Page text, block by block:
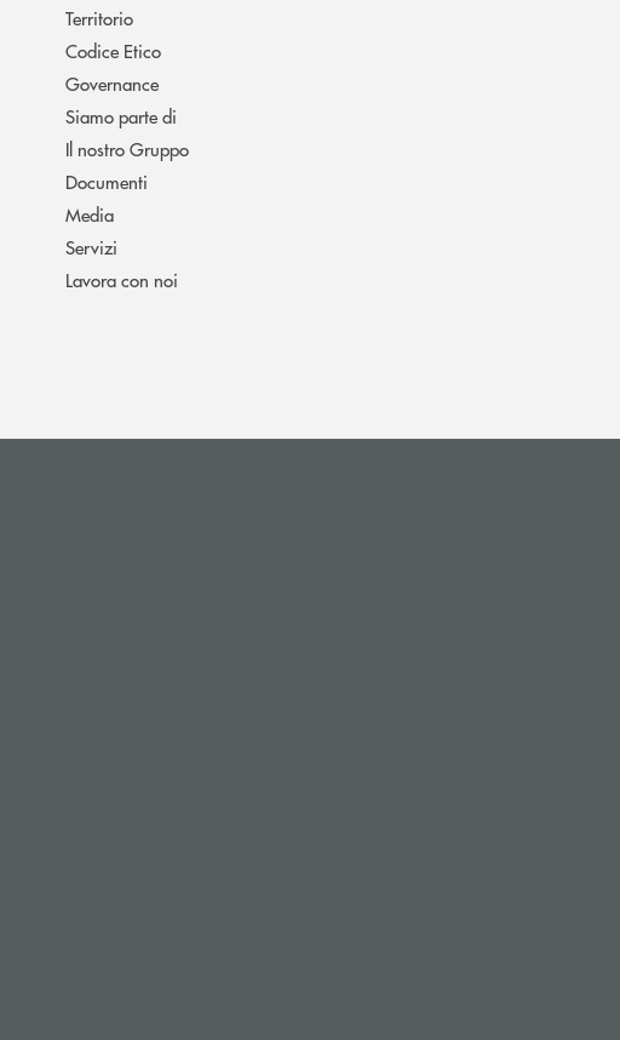
Territorio
Codice Etico
Governance
Siamo parte di
Il nostro Gruppo
Documenti
Media
Servizi
Lavora con noi